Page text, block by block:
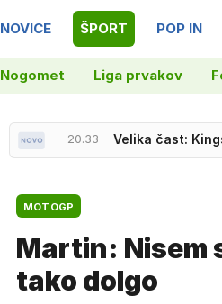
NOVICE ŠPORT POP IN
Nogomet Liga prvakov
20.33 Velika čast:
20.54 Izrael zahteval
MOTOGP
Martin: Nisem
tako dolgo